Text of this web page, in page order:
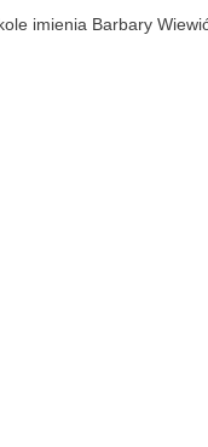
imienia Barbary